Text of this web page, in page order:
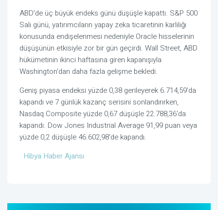
ABD'de üç büyük endeks günü düşüşle kapattı. S&P 500
Salı günü, yatırımcıların yapay zeka ticaretinin karlılığı
konusunda endişelenmesi nedeniyle Oracle hisselerinin
düşüşünün etkisiyle zor bir gün geçirdi. Wall Street, ABD
hükümetinin ikinci haftasına giren kapanışıyla
Washington'dan daha fazla gelişme bekledi.
Geniş piyasa endeksi yüzde 0,38 gerileyerek 6.714,59'da
kapandı ve 7 günlük kazanç serisini sonlandırırken,
Nasdaq Composite yüzde 0,67 düşüşle 22.788,36'da
kapandı. Dow Jones Industrial Average 91,99 puan veya
yüzde 0,2 düşüşle 46.602,98'de kapandı.
Hibya Haber Ajansı